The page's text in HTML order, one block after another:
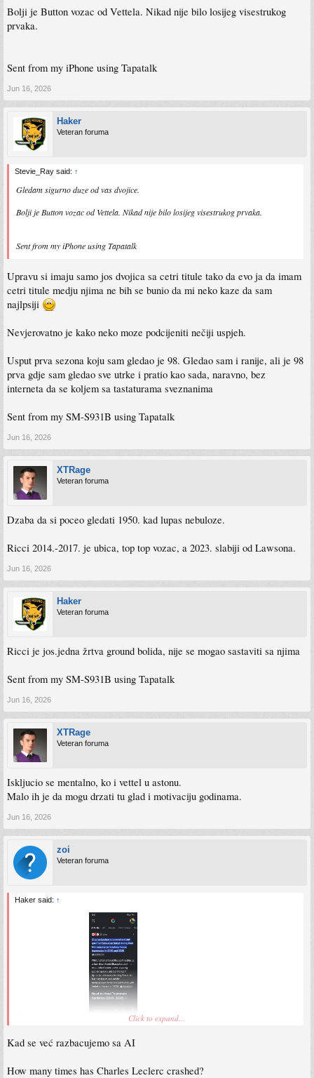
Bolji je Button vozac od Vettela. Nikad nije bilo losijeg visestrukog
prvaka.
Sent from my iPhone using Tapatalk
Jun 16, 2026
Haker
Veteran foruma
Stevie_Ray said: ↑
Gledam sigurno duze od vas dvojice.
Bolji je Button vozac od Vettela. Nikad nije bilo losijeg visestrukog prvaka.
Sent from my iPhone using Tapatalk
Upravu si imaju samo jos dvojica sa cetri titule tako da evo ja da imam
cetri titule medju njima ne bih se bunio da mi neko kaze da sam
najlpsiji
Nevjerovatno je kako neko moze podcijeniti nečiji uspjeh.
Usput prva sezona koju sam gledao je 98. Gledao sam i ranije, ali je 98
prva gdje sam gledao sve utrke i pratio kao sada, naravno, bez
interneta da se koljem sa tastaturama sveznanima
Sent from my SM-S931B using Tapatalk
Jun 16, 2026
XTRage
Veteran foruma
Dzaba da si poceo gledati 1950. kad lupas nebuloze.
Ricci 2014.-2017. je ubica, top top vozac, a 2023. slabiji od Lawsona.
Jun 16, 2026
Haker
Veteran foruma
Ricci je jos.jedna žrtva ground bolida, nije se mogao sastaviti sa njima
Sent from my SM-S931B using Tapatalk
Jun 16, 2026
XTRage
Veteran foruma
Iskljucio se mentalno, ko i vettel u astonu.
Malo ih je da mogu drzati tu glad i motivaciju godinama.
Jun 16, 2026
zoi
Veteran foruma
Haker said: ↑
Click to expand...
Kad se već razbacujemo sa AI
How many times has Charles Leclerc crashed?